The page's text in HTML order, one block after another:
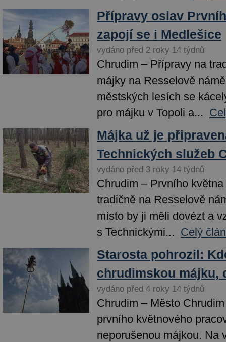
Přípravy oslav
zapojí se i Medlešice
vydáno před 2 roky 14 týdnů
Chrudim – Přípravy na
májky na Resselově
městských lesích se
pro májku v Topoli a...
Májka už je
Technických služeb
vydáno před 3 roky 14 týdnů
Chrudim – Prvního
tradičně na Resselově
místo by ji měli dovézt a
s Technickými... Celý
Starosta pohrozil:
chrudimskou májku,
vydáno před 4 roky 14 týdnů
Chrudim – Město
prvního květnového
neporušenou májkou. Na